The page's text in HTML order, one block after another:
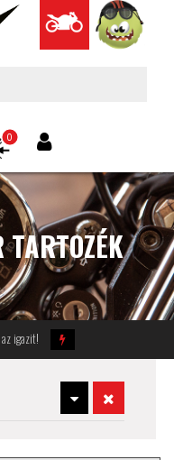
0
igazit!